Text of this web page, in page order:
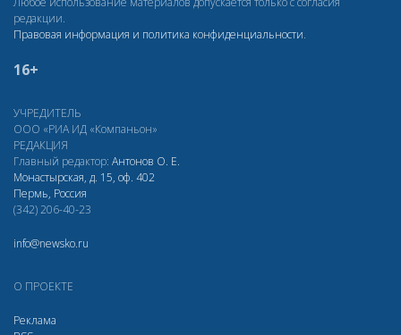
редакции.
Правовая информация и политика конфиденциальности.
16+
УЧРЕДИТЕЛЬ
ООО «РИА ИД «Компаньон»
РЕДАКЦИЯ
Главный редактор: Антонов О. Е.
Монастырская, д. 15, оф. 402
Пермь, Россия
(342) 206-40-23
info@newsko.ru
О ПРОЕКТЕ
Реклама